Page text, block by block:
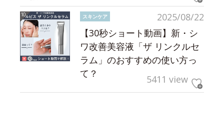
2025/08/22
スキンケア
【30秒ショート動画】新・シ
ワ改善美容液「ザ リンクルセ
ラム」のおすすめの使い方っ
て？
5411 view